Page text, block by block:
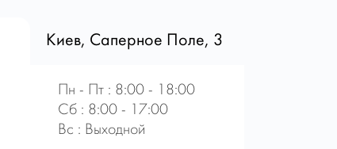
Киев, Саперное Поле, 3
Пн - Пт : 8:00 - 18:00
Сб : 8:00 - 17:00
Вс : Выходной